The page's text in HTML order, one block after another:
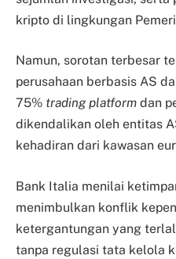
kripto di lingkungan
Namun, sorotan terbesar
perusahaan berbasis AS
75% trading platform dan
dikendalikan oleh entitas
kehadiran dari kawasan
Bank Italia menilai
menimbulkan konflik
ketergantungan yang
tanpa regulasi tata kelola